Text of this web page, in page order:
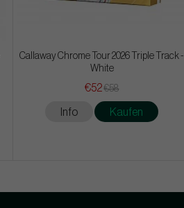
Callaway Chrome Tour 2026 Triple Track -
White
€52 €58
Info Kaufen